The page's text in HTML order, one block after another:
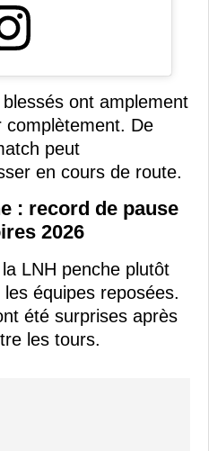
ont amplement
complètement. De
peut
en cours de route.
: record de pause
2026
LNH penche plutôt
équipes reposées.
été surprises après
les tours.